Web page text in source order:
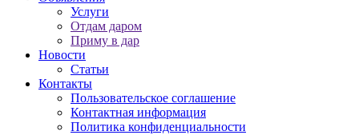
Услуги
Отдам даром
Приму в дар
Новости
Статьи
Контакты
Пользовательское соглашение
Контактная информация
Политика конфиденциальности